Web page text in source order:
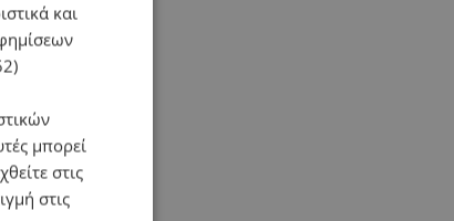
και
μπορεί
στις
στις